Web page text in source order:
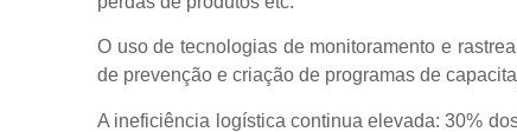
O uso de tecnologias de monitoramento e
de prevenção e criação de programas de
A ineficiência logística continua elevada: 30%